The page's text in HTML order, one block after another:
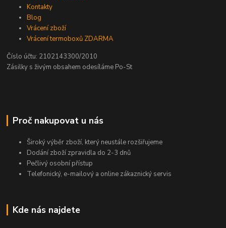
Kontakty
Blog
Vrácení zboží
Vrácení termoboxů ZDARMA
Číslo účtu: 2102143300/2010
Zásilky s živým obsahem odesíláme Po-St
Proč nakupovat u nás
Široký výběr zboží, který neustále rozšiřujeme
Dodání zboží zpravidla do 2-3 dnů
Pečlivý osobní přístup
Telefonický, e-mailový a online zákaznický servis
Kde nás najdete